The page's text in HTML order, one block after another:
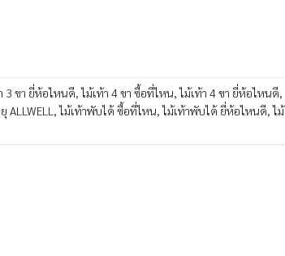
3 ขา ยี่ห้อไหนดี,ไม้เท้า 4 ขา ซื้อที่ไหน,ไม้เท้า 4 ขา ยี่ห้อไหนดี,
ALLWELL ,ไม้เท้าพับได้ ซื้อที่ไหน,ไม้เท้าพับได้ ยี่ห้อไหนดี,ไม้